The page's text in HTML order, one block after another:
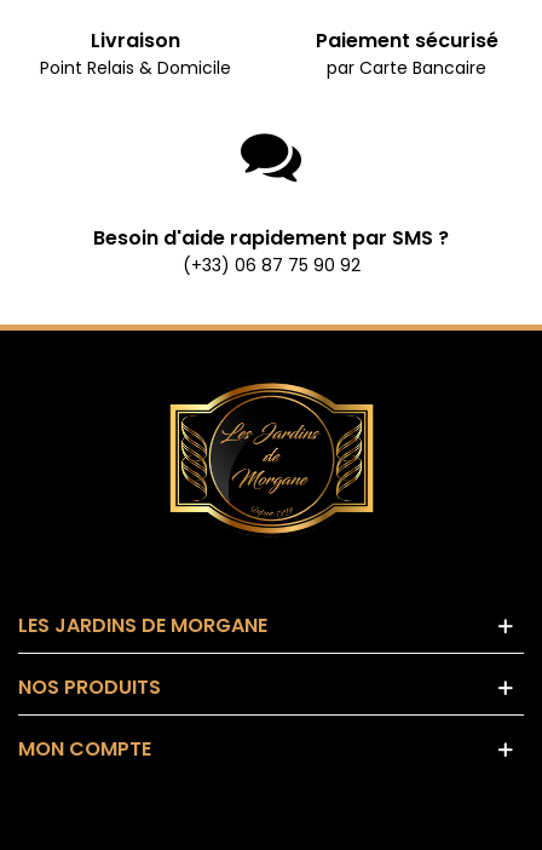
Livraison
Point Relais & Domicile
Paiement sécurisé
par Carte Bancaire
Besoin d'aide rapidement par SMS ?
(+33) 06 87 75 90 92
LES JARDINS DE MORGANE
NOS PRODUITS
MON COMPTE